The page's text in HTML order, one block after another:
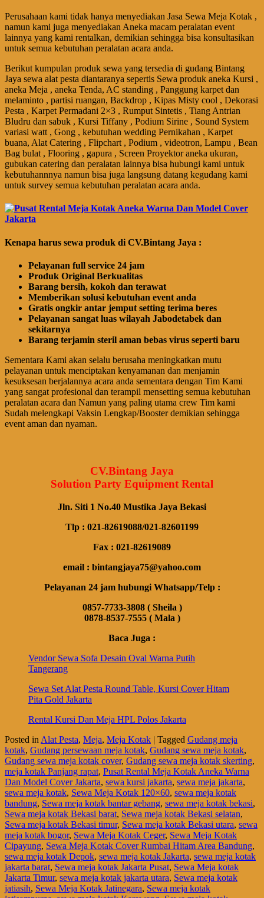
Perusahaan kami tidak hanya menyediakan Jasa Sewa Meja Kotak ,
namun kami juga menyediakan Aneka macam peralatan event
lainnya yang kami rentalkan, demikian sehingga bisa konsultasikan
untuk semua kebutuhan peralatan acara anda.
Berikut kumpulan produk sewa yang tersedia di gudang Bintang
Jaya sewa alat pesta diantaranya sepertis Sewa produk aneka Kursi ,
aneka Meja , aneka Tenda, AC standing , Panggung karpet dan
melaminto , partisi ruangan, Backdrop , Kipas Misty cool , Dekorasi
Pesta , Karpet Permadani 2×3 , Rumput Sintetis , Tiang Antrian
Bludru dan sabuk , Kursi Tiffany , Podium Sirine , Sound System
variasi watt , Gong , kebutuhan wedding Pernikahan , Karpet
buana, Alat Catering , Flipchart , Podium , videotron, Lampu , Bean
Bag bulat , Flooring , gapura , Screen Proyektor aneka ukuran,
gubukan catering dan peralatan lainnya bisa hubungi kami untuk
kebutuhannnya namun bisa juga langsung datang kegudang kami
untuk survey semua kebutuhan peralatan acara anda.
Kenapa harus sewa produk di CV.Bintang Jaya :
Pelayanan full service 24 jam
Produk Original Berkualitas
Barang bersih, kokoh dan terawat
Memberikan solusi kebutuhan event anda
Gratis ongkir antar jemput setting terima beres
Pelayanan sangat luas wilayah Jabodetabek dan
sekitarnya
Barang terjamin steril aman bebas virus seperti baru
Sementara Kami akan selalu berusaha meningkatkan mutu
pelayanan untuk menciptakan kenyamanan dan menjamin
kesuksesan berjalannya acara anda sementara dengan Tim Kami
yang sangat profesional dan terampil mensetting semua kebutuhan
peralatan acara dan Namun yang paling utama crew Tim kami
Sudah melengkapi Vaksin Lengkap/Booster demikian sehingga
event aman dan nyaman.
CV.Bintang Jaya
Solution Party Equipment Rental
Jln. Siti 1 No.40 Mustika Jaya Bekasi
Tlp : 021-82619088/021-82601199
Fax : 021-82619089
email : bintangjaya75@yahoo.com
Pelayanan 24 jam hubungi Whatsapp/Telp :
0857-7733-3808 ( Sheila )
0878-8537-7555 ( Mala )
Baca Juga :
Vendor Sewa Sofa Desain Oval Warna Putih
Tangerang
Sewa Set Alat Pesta Round Table, Kursi Cover Hitam
Pita Gold Jakarta
Rental Kursi Dan Meja HPL Polos Jakarta
Posted in Alat Pesta, Meja, Meja Kotak | Tagged Gudang meja
kotak, Gudang persewaan meja kotak, Gudang sewa meja kotak,
Gudang sewa meja kotak cover, Gudang sewa meja kotak skerting,
meja kotak Panjang rapat, Pusat Rental Meja Kotak Aneka Warna
Dan Model Cover Jakarta, sewa kursi jakarta, sewa meja jakarta,
sewa meja kotak, Sewa Meja Kotak 120×60, sewa meja kotak
bandung, Sewa meja kotak bantar gebang, sewa meja kotak bekasi,
Sewa meja kotak Bekasi barat, Sewa meja kotak Bekasi selatan,
Sewa meja kotak Bekasi timur, Sewa meja kotak Bekasi utara, sewa
meja kotak bogor, Sewa Meja Kotak Ceger, Sewa Meja Kotak
Cipayung, Sewa Meja Kotak Cover Rumbai Hitam Area Bandung,
sewa meja kotak Depok, sewa meja kotak Jakarta, sewa meja kotak
jakarta barat, Sewa meja kotak Jakarta Pusat, Sewa Meja kotak
Jakarta Timur, sewa meja kotak jakarta utara, Sewa meja kotak
jatiasih, Sewa Meja Kotak Jatinegara, Sewa meja kotak